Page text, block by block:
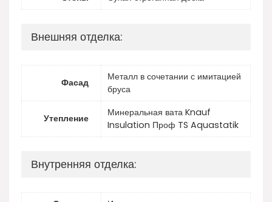
Внешняя отделка:
Фасад
Металл в сочетании с имитацией
бруса
Утепление
Минеральная вата Knauf
Insulation Проф TS Aquastatik
Внутренняя отделка: